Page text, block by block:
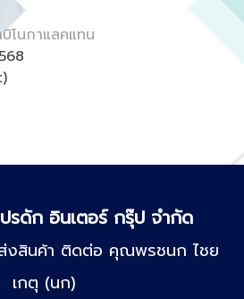
บิโนกาแลคแทน
รดัก อินเตอร์ กรุ๊ป จำกัด
งสินค้า ติดต่อ คุณพรชนก ไชย
เกตุ (นก)